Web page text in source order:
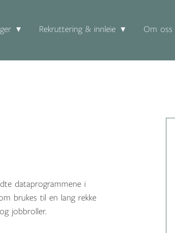
Rekruttering & innleie Om oss
dataprogrammene i
brukes til en lang rekke
jobbroller.